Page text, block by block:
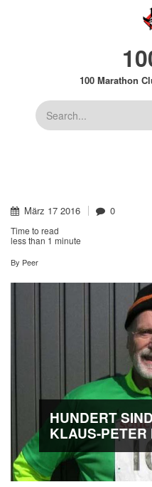
100 Marathon
Suche
März 17 2016 0
Time to read
less than 1 minute
By Peer
HUNDERT
KLAUS-PETER